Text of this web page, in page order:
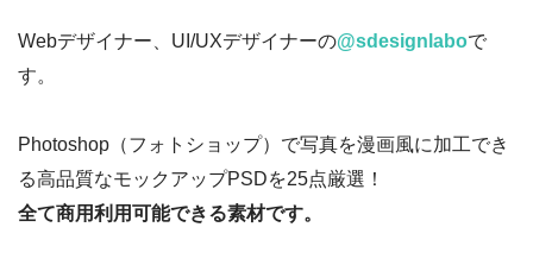
Webデザイナー、UI/UXデザイナーの@sdesignlaboで
す。
Photoshop（フォトショップ）で写真を漫画風に加工でき
る高品質なモックアップPSDを25点厳選！
全て商用利用可能できる素材です。